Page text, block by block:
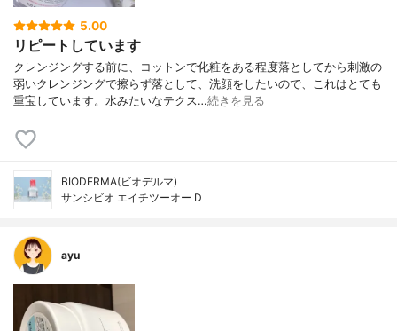
5.00
リピートしています
クレンジングする前に、コットンで化粧をある程度落としてから刺激の
弱いクレンジングで擦らず落として、洗顔をしたいので、これはとても
重宝しています。水みたいなテクス…続きを見る
BIODERMA(ビオデルマ)
サンシビオ エイチツーオー D
ayu